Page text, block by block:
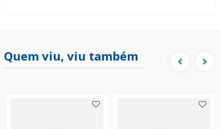
Quem viu, viu também